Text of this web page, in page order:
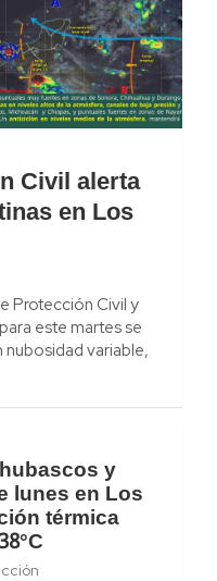
Civil alerta
en Los
Protección Civil y
este martes se
variable,
y
lunes en Los
térmica